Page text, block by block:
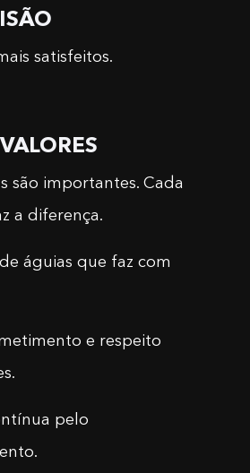
satisfeitos.
são importantes. Cada
a diferença.
de águias que faz com
e respeito
pelo